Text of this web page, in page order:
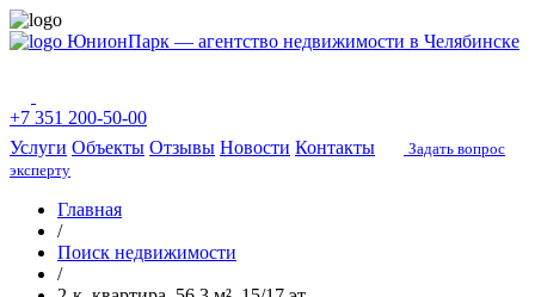
ЮнионПарк — агентство недвижимости в Челябинске
+7 351 200-50-00
Услуги Объекты Отзывы Новости Контакты
Задать вопрос
эксперту
Главная
/
Поиск недвижимости
/